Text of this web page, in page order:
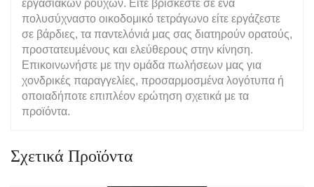
εργασιακών ρούχων. Είτε βρίσκεστε σε ένα
πολυσύχναστο οικοδομικό τετράγωνο είτε εργάζεστε
σε βάρδιες, τα παντελόνιά μας σας διατηρούν ορατούς,
προστατευμένους και ελεύθερους στην κίνηση.
Επικοινωνήστε με την ομάδα πωλήσεων μας για
χονδρικές παραγγελίες, προσαρμοσμένα λογότυπα ή
οποιαδήποτε επιπλέον ερώτηση σχετικά με τα
προϊόντα.
Σχετικά Προϊόντα